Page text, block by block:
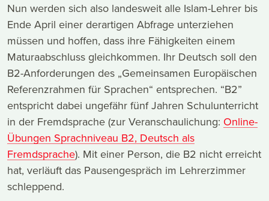
Nun werden sich also landesweit alle Islam-Lehrer bis
Ende April einer derartigen Abfrage unterziehen
müssen und hoffen, dass ihre Fähigkeiten einem
Maturaabschluss gleichkommen. Ihr Deutsch soll den
B2-Anforderungen des „Gemeinsamen Europäischen
Referenzrahmen für Sprachen“ entsprechen. “B2”
entspricht dabei ungefähr fünf Jahren Schulunterricht
in der Fremdsprache (zur Veranschaulichung: Online-
Übungen Sprachniveau B2, Deutsch als
Fremdsprache). Mit einer Person, die B2 nicht erreicht
hat, verläuft das Pausengespräch im Lehrerzimmer
schleppend.